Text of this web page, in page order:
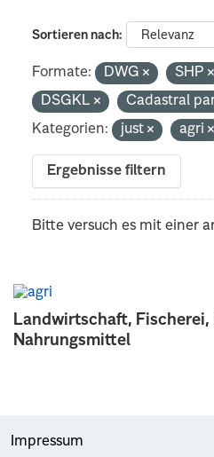
Landwirtschaft,
Nahrungsmittel
Sortieren nach
Formate: DWG SHP
DSGKL
Cadastral
Kategorien:
just agri
Ergebnisse filtern
Bitte versuch es mit einer
Impressum